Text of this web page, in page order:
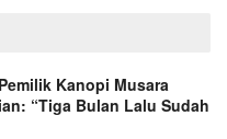
Kanopi Musara
“Tiga Bulan Lalu Sudah